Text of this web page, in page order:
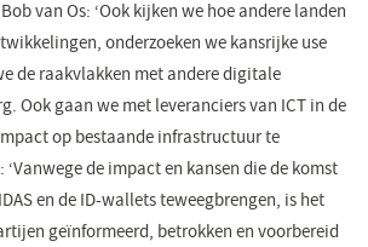
van Os: ‘Ook kijken we hoe andere landen
onderzoeken we kansrijke use
de raakvlakken met andere digitale
Ook gaan we met leveranciers van ICT in de
op bestaande infrastructuur te
‘Vanwege de impact en kansen die de komst
en de ID-wallets teweegbrengen, is het
geïnformeerd, betrokken en voorbereid